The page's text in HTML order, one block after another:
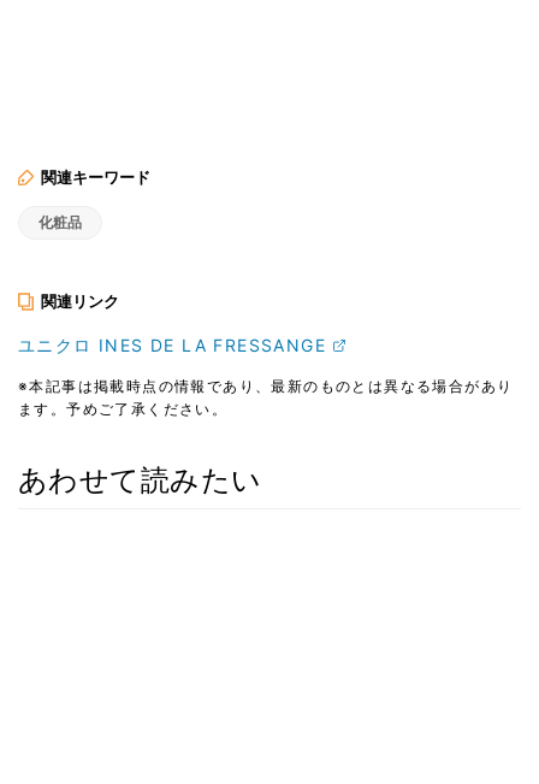
関連キーワード
化粧品
関連リンク
ユニクロ INES DE LA FRESSANGE
※本記事は掲載時点の情報であり、最新のものとは異なる場合があり
ます。予めご了承ください。
あわせて読みたい